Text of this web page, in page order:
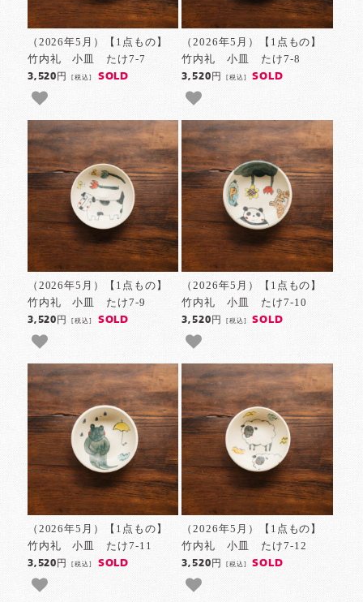
（2026年5月）【1点もの】
竹内礼 小皿 たけ7-7
3,520円[税込] SOLD
（2026年5月）【1点もの】
竹内礼 小皿 たけ7-8
3,520円 [税込] SOLD
（2026年5月）【1点もの】
竹内礼 小皿 たけ7-9
3,520円[税込] SOLD
（2026年5月）【1点もの】
竹内礼 小皿 たけ7-10
3,520円 [税込] SOLD
（2026年5月）【1点もの】
竹内礼 小皿 たけ7-11
3,520円[税込] SOLD
（2026年5月）【1点もの】
竹内礼 小皿 たけ7-12
3,520円 [税込] SOLD